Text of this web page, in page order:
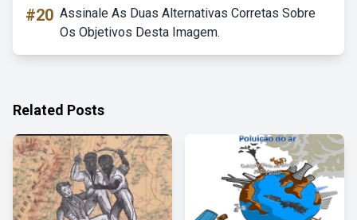
#20 Assinale As Duas Alternativas Corretas Sobre
Os Objetivos Desta Imagem.
Related Posts